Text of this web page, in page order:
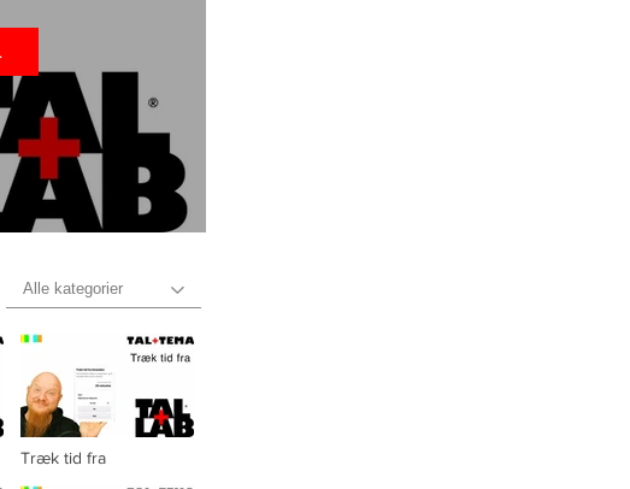
Alle kategorier
Træk tid fra